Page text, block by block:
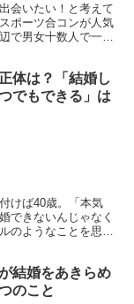
会いたい！と考えて
ポーツ合コンが人気
で男女十数人で一緒
体は？「結婚し
でもできる」は
けば40歳。「本気
できないんじゃなく
のようなことを思っ
結婚をあきらめ
のこと